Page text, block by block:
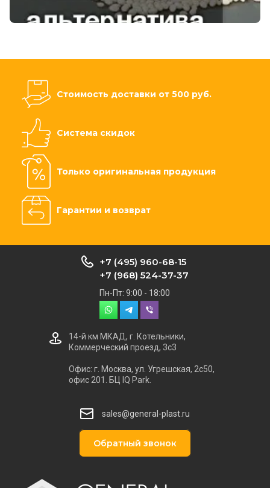
Стоимость доставки от 500 руб.
Система скидок
Только оригинальная продукция
Гарантии и возврат
+7 (495) 960-68-15
+7 (968) 524-37-37
Пн-Пт: 9:00 - 18:00
14-й км МКАД, г. Котельники,
Коммерческий проезд, 3с3
Офис: г. Москва, ул. Угрешская, 2с50,
офис 201. БЦ IQ Park.
sales@general-plast.ru
Обратный звонок